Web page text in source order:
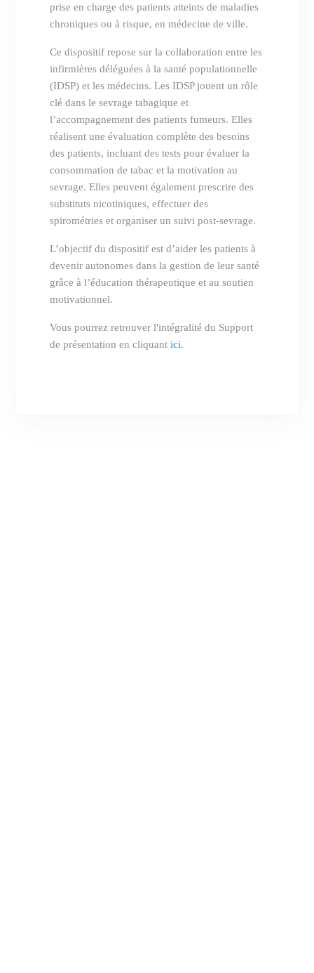
prise en charge des patients atteints de maladies
chroniques ou à risque, en médecine de ville.
Ce dispositif repose sur la collaboration entre les
infirmières déléguées à la santé populationnelle
(IDSP) et les médecins. Les IDSP jouent un rôle
clé dans le sevrage tabagique et
l’accompagnement des patients fumeurs. Elles
réalisent une évaluation complète des besoins
des patients, incluant des tests pour évaluer la
consommation de tabac et la motivation au
sevrage. Elles peuvent également prescrire des
substituts nicotiniques, effectuer des
spirométries et organiser un suivi post-sevrage.
L’objectif du dispositif est d’aider les patients à
devenir autonomes dans la gestion de leur santé
grâce à l’éducation thérapeutique et au soutien
motivationnel.
Vous pourrez retrouver l'intégralité du Support
de présentation en cliquantici.